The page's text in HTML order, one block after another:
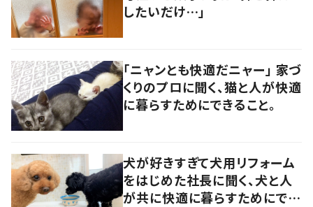
したいだけ…」
「ニャンとも快適だニャー」 家づ
くりのプロに聞く、猫と人が快適
に暮らすためにできること。
犬が好きすぎて犬用リフォーム
をはじめた社長に聞く、犬と人
が共に快適に暮らすためにでき